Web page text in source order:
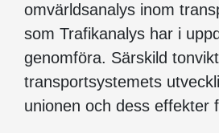
omvärldsanalys inom
som Trafikanalys har i
genomföra. Särskild
transportsystemets
unionen och dess effekter